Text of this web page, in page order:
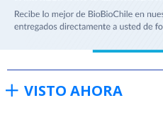
VISTO AHORA